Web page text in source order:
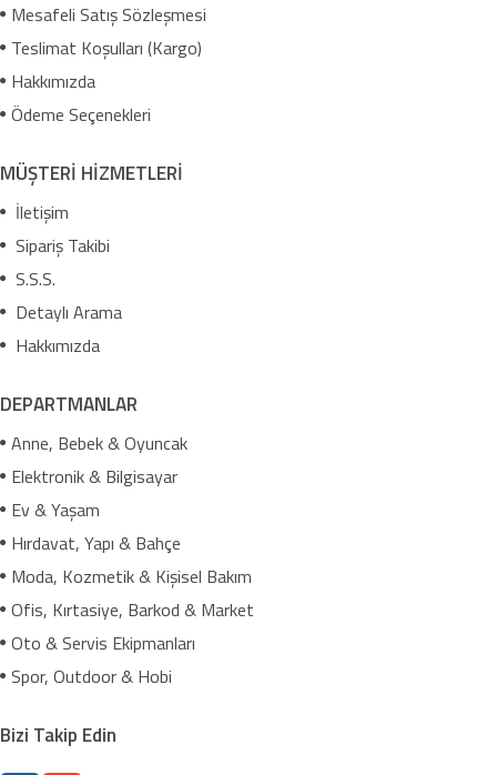
Mesafeli Satış Sözleşmesi
Teslimat Koşulları (Kargo)
Hakkımızda
Ödeme Seçenekleri
MÜŞTERİ HİZMETLERİ
İletişim
Sipariş Takibi
S.S.S.
Detaylı Arama
Hakkımızda
DEPARTMANLAR
Anne, Bebek & Oyuncak
Elektronik & Bilgisayar
Ev & Yaşam
Hırdavat, Yapı & Bahçe
Moda, Kozmetik & Kişisel Bakım
Ofis, Kırtasiye, Barkod & Market
Oto & Servis Ekipmanları
Spor, Outdoor & Hobi
Bizi Takip Edin